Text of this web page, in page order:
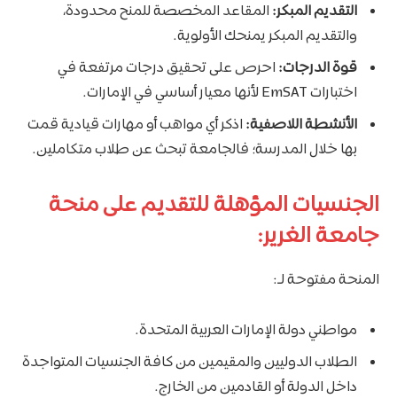
التقديم المبكر: المقاعد المخصصة للمنح محدودة،
والتقديم المبكر يمنحك الأولوية.
قوة الدرجات: احرص على تحقيق درجات مرتفعة في
اختبارات EmSAT لأنها معيار أساسي في الإمارات.
الأنشطة اللاصفية: اذكر أي مواهب أو مهارات قيادية قمت
بها خلال المدرسة؛ فالجامعة تبحث عن طلاب متكاملين.
الجنسيات المؤهلة للتقديم على منحة
جامعة الغرير:
المنحة مفتوحة لـ:
مواطني دولة الإمارات العربية المتحدة.
الطلاب الدوليين والمقيمين من كافة الجنسيات المتواجدة
داخل الدولة أو القادمين من الخارج.